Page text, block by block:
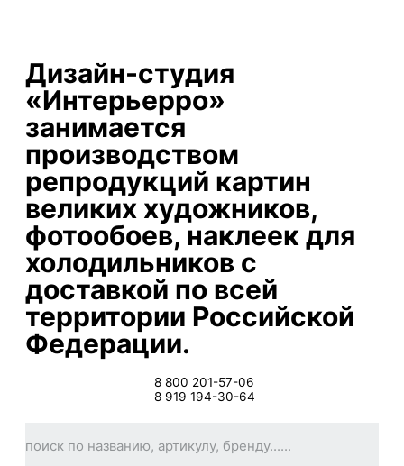
Дизайн-студия
«Интерьерро»
занимается
производством
репродукций картин
великих художников,
фотообоев, наклеек для
холодильников с
доставкой по всей
территории Российской
Федерации.
8 800 201-57-06
8 919 194-30-64